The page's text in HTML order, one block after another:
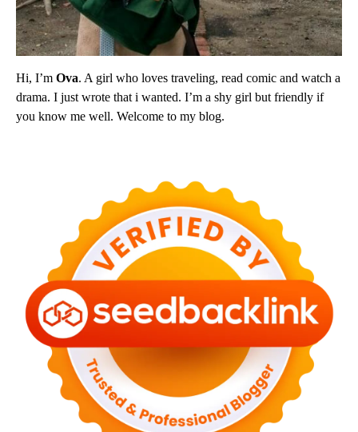
Hi, I’m Ova. A girl who loves traveling, read comic and watch a
drama. I just wrote that i wanted. I’m a shy girl but friendly if
you know me well. Welcome to my blog.